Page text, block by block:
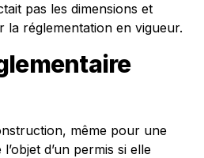
pas les dimensions et
la réglementation en vigueur.
même pour une
d’un permis si elle